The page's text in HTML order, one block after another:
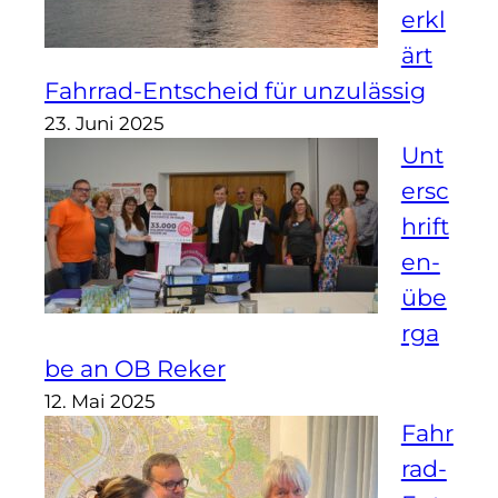
erkl
ärt
Fahrrad-Entscheid für unzulässig
23. Juni 2025
Unt
ersc
hrift
en-
übe
rga
be an OB Reker
12. Mai 2025
Fahr
rad-